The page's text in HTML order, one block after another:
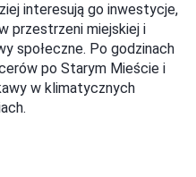
interesują go inwestycje,
przestrzeni miejskiej i
społeczne. Po godzinach
po Starym Mieście i
w klimatycznych